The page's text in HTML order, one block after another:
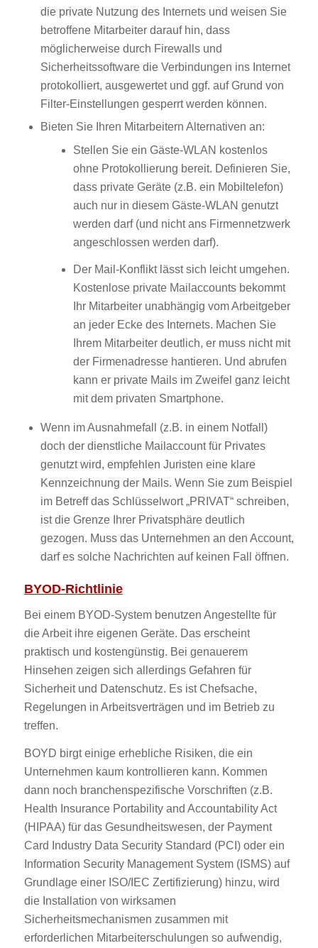
die private Nutzung des Internets und weisen Sie
betroffene Mitarbeiter darauf hin, dass
möglicherweise durch Firewalls und
Sicherheitssoftware die Verbindungen ins Internet
protokolliert, ausgewertet und ggf. auf Grund von
Filter-Einstellungen gesperrt werden können.
Bieten Sie Ihren Mitarbeitern Alternativen an:
Stellen Sie ein Gäste-WLAN kostenlos
ohne Protokollierung bereit. Definieren Sie,
dass private Geräte (z.B. ein Mobiltelefon)
auch nur in diesem Gäste-WLAN genutzt
werden darf (und nicht ans Firmennetzwerk
angeschlossen werden darf).
Der Mail-Konflikt lässt sich leicht umgehen.
Kostenlose private Mailaccounts bekommt
Ihr Mitarbeiter unabhängig vom Arbeitgeber
an jeder Ecke des Internets. Machen Sie
Ihrem Mitarbeiter deutlich, er muss nicht mit
der Firmenadresse hantieren. Und abrufen
kann er private Mails im Zweifel ganz leicht
mit dem privaten Smartphone.
Wenn im Ausnahmefall (z.B. in einem Notfall)
doch der dienstliche Mailaccount für Privates
genutzt wird, empfehlen Juristen eine klare
Kennzeichnung der Mails. Wenn Sie zum Beispiel
im Betreff das Schlüsselwort „PRIVAT“ schreiben,
ist die Grenze Ihrer Privatsphäre deutlich
gezogen. Muss das Unternehmen an den Account,
darf es solche Nachrichten auf keinen Fall öffnen.
BYOD-Richtlinie
Bei einem BYOD-System benutzen Angestellte für
die Arbeit ihre eigenen Geräte. Das erscheint
praktisch und kostengünstig. Bei genauerem
Hinsehen zeigen sich allerdings Gefahren für
Sicherheit und Datenschutz. Es ist Chefsache,
Regelungen in Arbeitsverträgen und im Betrieb zu
treffen.
BOYD birgt einige erhebliche Risiken, die ein
Unternehmen kaum kontrollieren kann. Kommen
dann noch branchenspezifische Vorschriften (z.B.
Health Insurance Portability and Accountability Act
(HIPAA) für das Gesundheitswesen, der Payment
Card Industry Data Security Standard (PCI) oder ein
Information Security Management System (ISMS) auf
Grundlage einer ISO/IEC Zertifizierung) hinzu, wird
die Installation von wirksamen
Sicherheitsmechanismen zusammen mit
erforderlichen Mitarbeiterschulungen so aufwendig,